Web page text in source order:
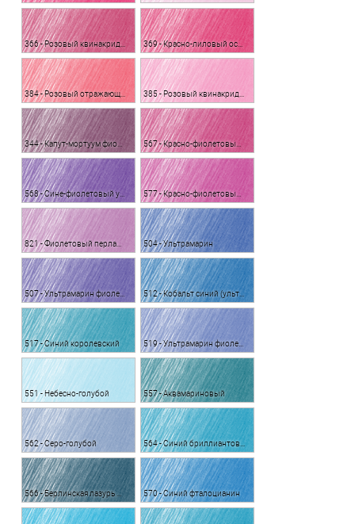
366 - Розовый квинакридон 369 - Красно-лиловый основной
384 - Розовый отражающий 385 - Розовый квинакридон светлый
344 - Капут-мортуум фиолетовый 567 - Красно-фиолетовый устойчивый
568 - Сине-фиолетовый устойчивый 577 - Красно-фиолетовый светлый устойчивый
821 - Фиолетовый перламутровый 504 - Ультрамарин
507 - Ультрамарин фиолетовый 512 - Кобальт синий (ультрамариновый)
517 - Синий королевский 519 - Ультрамарин фиолетовый светлый
551 - Небесно-голубой 557 - Аквамариновый
562 - Серо-голубой 564 - Синий бриллиантовый
566 - Берлинская лазурь фталоцианин 570 - Синий фталоцианин